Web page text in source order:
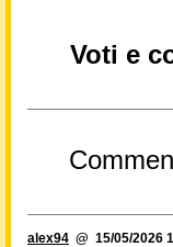
Voti e
alex94 @ 15/05/2026